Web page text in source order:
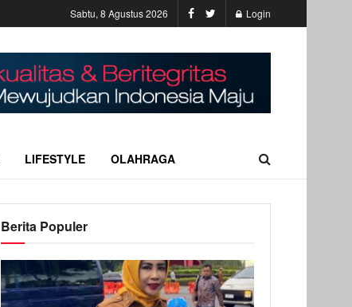
Sabtu, 8 Agustus 2026 Login
LIFESTYLE OLAHRAGA
Berita Populer